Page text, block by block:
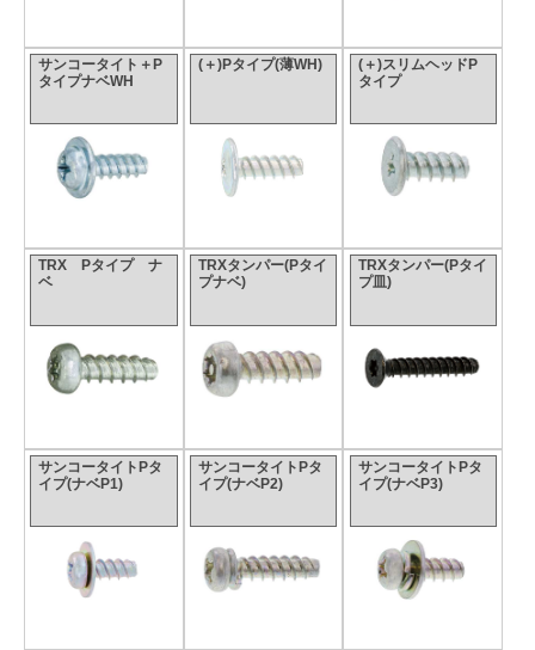
サンコータイト＋P
タイプナベWH
(＋)Pタイプ(薄WH)
(＋)スリムヘッドP
タイプ
TRX Pタイプ ナ
ベ
TRXタンパー(Pタイ
プナベ)
TRXタンパー(Pタイ
プ皿)
サンコータイトPタ
イプ(ナベP1)
サンコータイトPタ
イプ(ナベP2)
サンコータイトPタ
イプ(ナベP3)